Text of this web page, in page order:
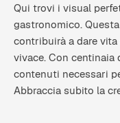
Qui trovi i visual
gastronomico.
contribuirà a dare
vivace. Con
contenuti necessari
Abbraccia subito la